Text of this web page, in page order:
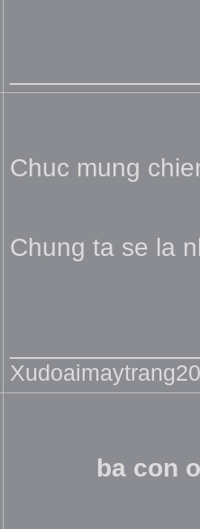
Chuc mung
Chung ta se la
ba con